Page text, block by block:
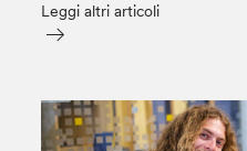
Leggi altri articoli